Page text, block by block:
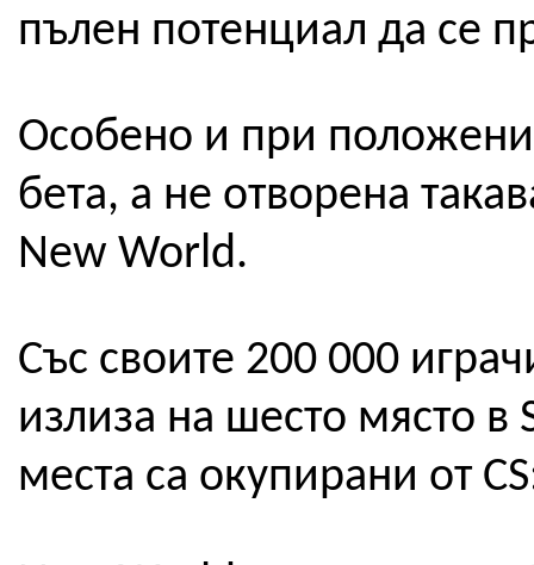
пълен потенциал да се
Особено и при
бета, а не отворена
New World.
Със своите 200 000
излиза на шесто място
места са окупирани от